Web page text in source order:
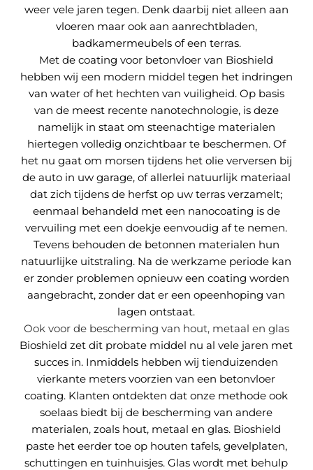
weer vele jaren tegen. Denk daarbij niet alleen aan
vloeren maar ook aan aanrechtbladen,
badkamermeubels of een terras.
Met de coating voor betonvloer van Bioshield
hebben wij een modern middel tegen het indringen
van water of het hechten van vuiligheid. Op basis
van de meest recente nanotechnologie, is deze
namelijk in staat om steenachtige materialen
hiertegen volledig onzichtbaar te beschermen. Of
het nu gaat om morsen tijdens het olie verversen bij
de auto in uw garage, of allerlei natuurlijk materiaal
dat zich tijdens de herfst op uw terras verzamelt;
eenmaal behandeld met een nanocoating is de
vervuiling met een doekje eenvoudig af te nemen.
Tevens behouden de betonnen materialen hun
natuurlijke uitstraling. Na de werkzame periode kan
er zonder problemen opnieuw een coating worden
aangebracht, zonder dat er een opeenhoping van
lagen ontstaat.
Ook voor de bescherming van hout, metaal en glas
Bioshield zet dit probate middel nu al vele jaren met
succes in. Inmiddels hebben wij tienduizenden
vierkante meters voorzien van een betonvloer
coating. Klanten ontdekten dat onze methode ook
soelaas biedt bij de bescherming van andere
materialen, zoals hout, metaal en glas. Bioshield
paste het eerder toe op houten tafels, gevelplaten,
schuttingen en tuinhuisjes. Glas wordt met behulp